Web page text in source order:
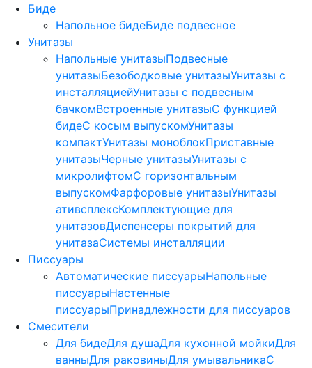
Биде
Напольное бидеБиде пoдвеснoе
Унитазы
Напольные унитазыПодвесные
унитазыБезободковые унитазыУнитазы с
инсталляциейУнитазы с подвесным
бачкомВстроенные унитазыС функцией
бидеС косым выпускомУнитазы
компактУнитазы моноблокПриставные
унитазыЧерные унитазыУнитазы с
микролифтомC горизонтальным
выпускомФарфоровые унитазыУнитазы
ативсплексКомплектующие для
унитазовДиспенсеры покрытий для
унитазаСистемы инсталляции
Писсуары
Автоматические писсуарыНапольные
писсуарыНастенные
писсуарыПринадлежности для писсуаров
Смесители
Для бидеДля душаДля кухонной мойкиДля
ванныДля раковиныДля умывальникаС